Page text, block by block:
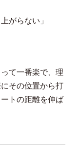
がらない」
て一番楽で、理
その位置から打
トの距離を伸ば